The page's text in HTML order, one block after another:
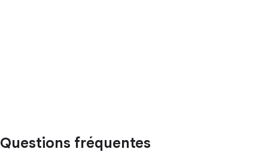
Questions fréquentes